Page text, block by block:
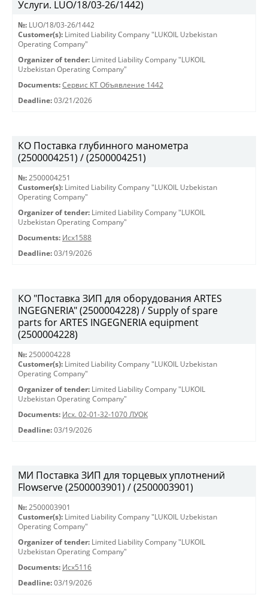
Услуги. LUO/18/03-26/1442)
№: LUO/18/03-26/1442
Customer(s): Limited Liability Company "LUKOIL Uzbekistan
Operating Company"
Organizer of tender: Limited Liability Company "LUKOIL
Uzbekistan Operating Company"
Documents: Сервис КТ Объявление 1442
Deadline: 03/21/2026
КО Поставка глубинного манометра
(2500004251) / (2500004251)
№: 2500004251
Customer(s): Limited Liability Company "LUKOIL Uzbekistan
Operating Company"
Organizer of tender: Limited Liability Company "LUKOIL
Uzbekistan Operating Company"
Documents: Исх1588
Deadline: 03/19/2026
КО "Поставка ЗИП для оборудования ARTES
INGEGNERIA" (2500004228) / Supply of spare
parts for ARTES INGEGNERIA equipment
(2500004228)
№: 2500004228
Customer(s): Limited Liability Company "LUKOIL Uzbekistan
Operating Company"
Organizer of tender: Limited Liability Company "LUKOIL
Uzbekistan Operating Company"
Documents: Исх. 02-01-32-1070 ЛУОК
Deadline: 03/19/2026
МИ Поставка ЗИП для торцевых уплотнений
Flowserve (2500003901) / (2500003901)
№: 2500003901
Customer(s): Limited Liability Company "LUKOIL Uzbekistan
Operating Company"
Organizer of tender: Limited Liability Company "LUKOIL
Uzbekistan Operating Company"
Documents: Исх5116
Deadline: 03/19/2026